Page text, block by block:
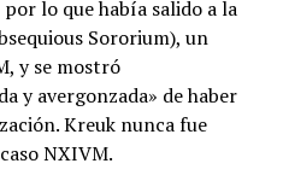
lo que había salido a la
Sororium), un
y se mostró
y avergonzada» de haber
Kreuk nunca fue
NXIVM.